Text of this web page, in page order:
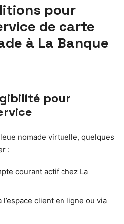
pour
de carte
à La Banque
pour
nomade virtuelle, quelques
:
courant actif chez La
l’espace client en ligne ou via